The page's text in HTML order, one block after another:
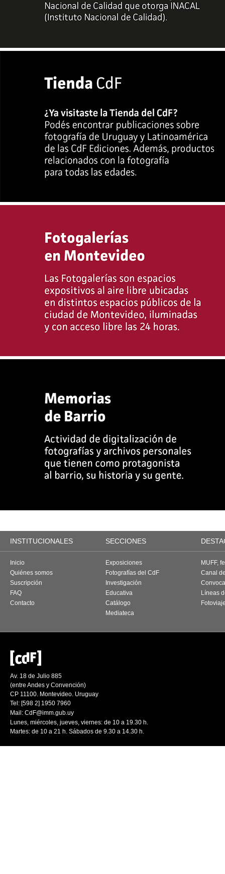
INSTITUCIONALES SECCIONES
Inicio
Quiénes somos
Suscripción
FAQ
Contacto
Exposiciones
Fotografías del CdF
Investigación
Educativa
Catálogo
Mediateca
MUFF,
Canal
Líneas
Av. 18 de Julio 885
(entre Andes y Convención)
CP 11100. Montevideo. Uruguay
Tel: [598 2] 1950 7960
Mail: CdF@imm.gub.uy
Lunes, miércoles, jueves, viernes: de 10 a 19.30 h.
Martes: de 10 a 21 h. Sábados de 9.30 a 14.30 h.